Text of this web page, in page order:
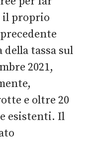
il proprio
tassa sul
2021,
e oltre 20
esistenti. Il